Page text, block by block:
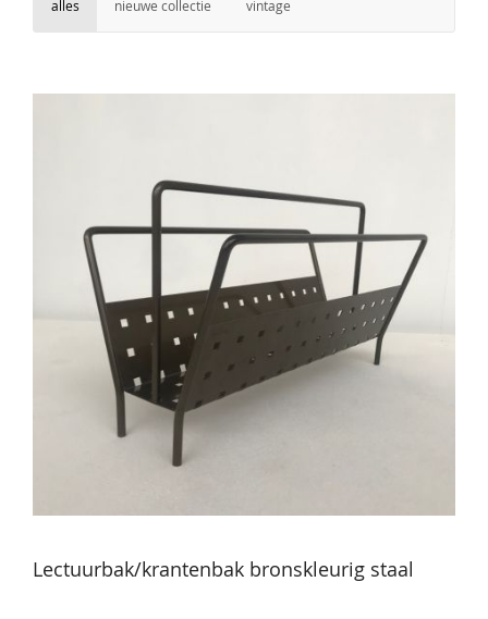
alles nieuwe collectie vintage
Lectuurbak/krantenbak bronskleurig staal